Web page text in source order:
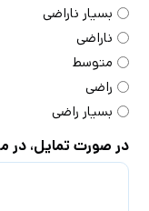
بسیار ناراضی
ناراضی
متوسط
راضی
بسیار راضی
در صورت تمایل، در